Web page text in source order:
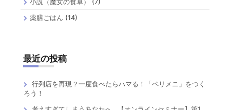
薬膳ごはん (14)
最近の投稿
行列店を再現？一度食べたらハマる！「ペリメニ」をつく
ろう！